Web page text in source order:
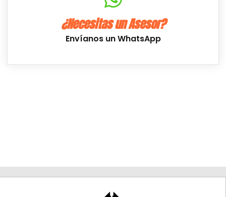
¿Necesitas un Asesor?
Envíanos un WhatsApp